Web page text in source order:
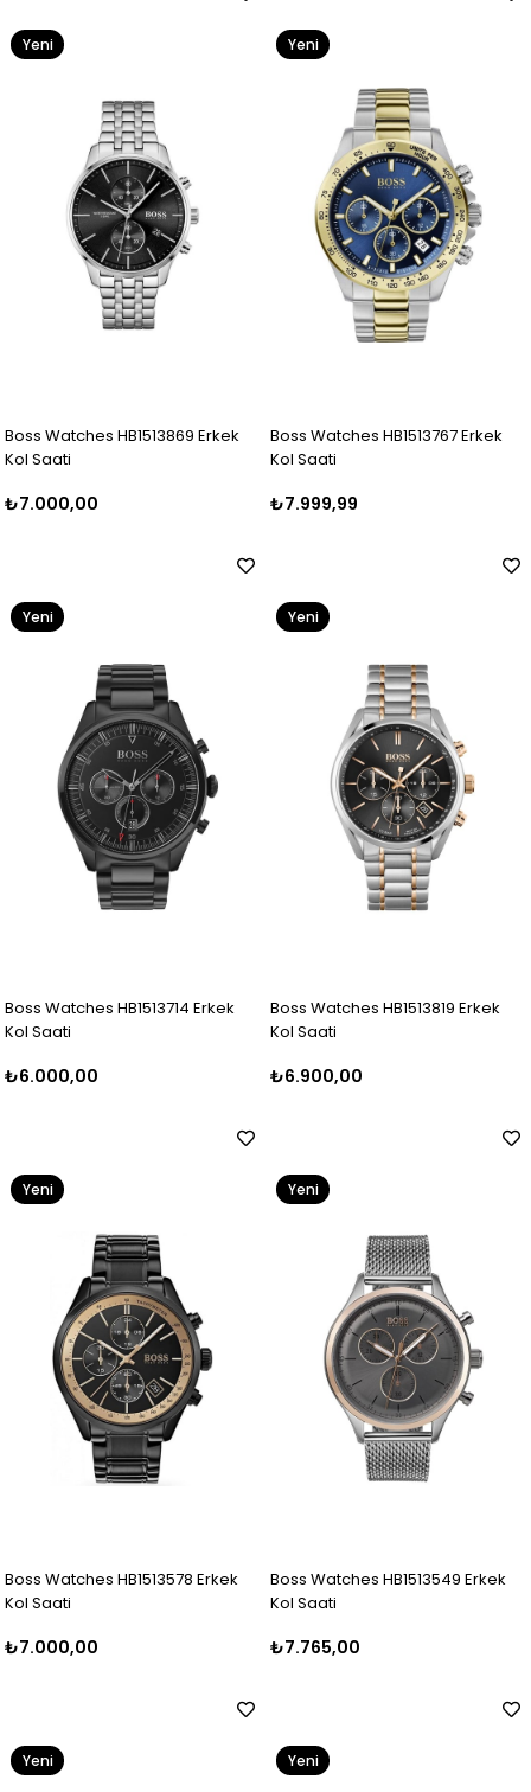
Boss Watches HB1513869 Erkek
Kol Saati
₺7.000,00
Yeni
Boss Watches HB1513767 Erkek
Kol Saati
₺7.999,99
Yeni
Boss Watches HB1513714 Erkek
Kol Saati
₺6.000,00
Yeni
Boss Watches HB1513819 Erkek
Kol Saati
₺6.900,00
Yeni
Boss Watches HB1513578 Erkek
Kol Saati
₺7.000,00
Yeni
Boss Watches HB1513549 Erkek
Kol Saati
₺7.765,00
Yeni
Yeni
Yeni